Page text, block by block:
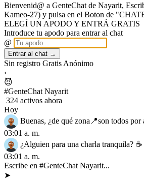
Bienvenid@ a GenteChat de Nayarit,
Kameo-27) y pulsa en el Boton de
ELEGÍ UN APODO Y ENTRÁ GRATIS
Introduce tu apodo para entrar al chat
@
Entrar al chat →
Sin registro Gratis Anónimo
‹
😈
#GenteChat Nayarit
324 activos ahora
Hoy
Buenas, ¿de qué zona📍son todos por
03:01 a. m.
¿Alguien para una charla tranquila? ☕
03:01 a. m.
Escribe en #GenteChat Nayarit...
➤